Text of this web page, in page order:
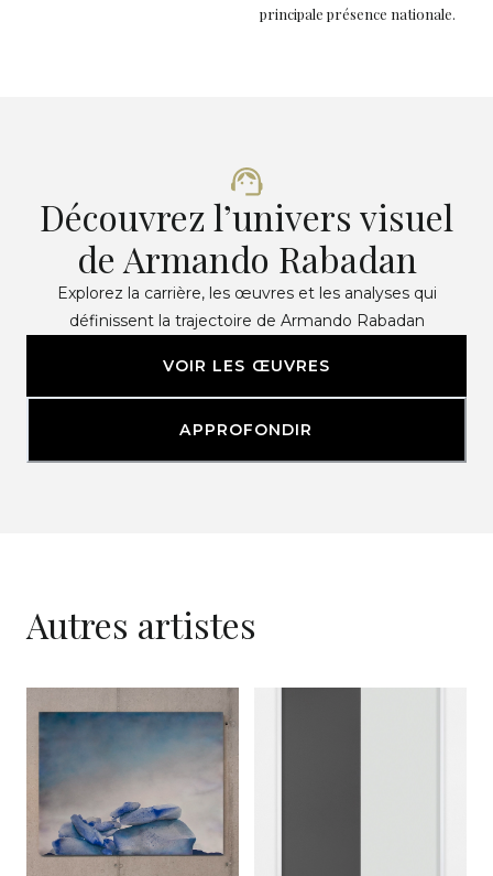
principale présence nationale.
Découvrez l’univers visuel
de Armando Rabadan
Explorez la carrière, les œuvres et les analyses qui
définissent la trajectoire de Armando Rabadan
VOIR LES ŒUVRES
APPROFONDIR
Autres artistes